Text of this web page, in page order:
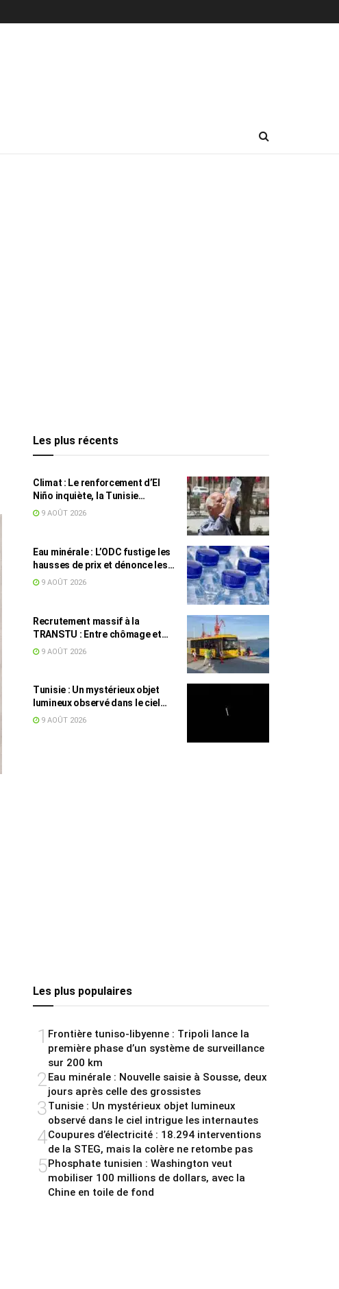
Les plus récents
Climat : Le renforcement d’El
Niño inquiète, la Tunisie
concernée
9 AOÛT 2026
Eau minérale : L’ODC fustige les
hausses de prix et dénonce les
profiteurs de la pénurie
9 AOÛT 2026
Recrutement massif à la
TRANSTU : Entre chômage et
masse salariale, le difficile
9 AOÛT 2026
Tunisie : Un mystérieux objet
lumineux observé dans le ciel
intrigue les internautes
9 AOÛT 2026
Les plus populaires
1 Frontière tuniso-libyenne : Tripoli lance la
première phase d’un système de surveillance
sur 200 km
2Eau minérale : Nouvelle saisie à Sousse, deux
jours après celle des grossistes
3Tunisie : Un mystérieux objet lumineux
observé dans le ciel intrigue les internautes
4Coupures d’électricité : 18.294 interventions
de la STEG, mais la colère ne retombe pas
5Phosphate tunisien : Washington veut
mobiliser 100 millions de dollars, avec la
Chine en toile de fond